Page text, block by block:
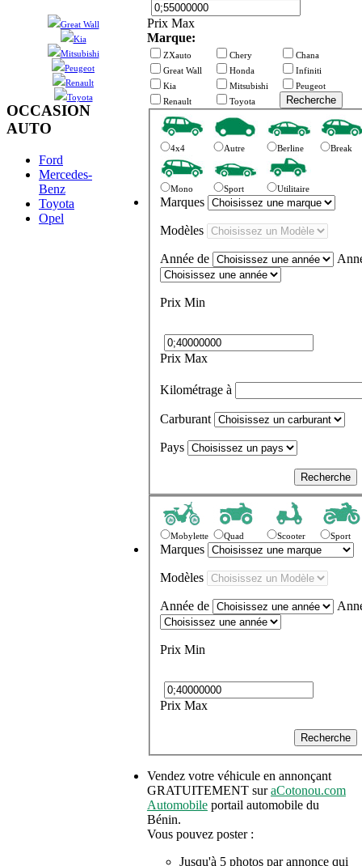
Prix Max
Marque:
ZXauto Chery
Chana
Great Wall
Honda
Infiniti
Kia
Mitsubishi
Peugeot
Renault
Toyota Recherche
4x4 Autre Berline Break
Mono Sport Utilitaire
Marques
Modèles
Année de
Prix Min
Prix Max
Kilométrage à
Carburant
Pays
Recherche
Mobylette Quad Scooter Sport
Marques
Modèles
Année de
Prix Min
Prix Max
Recherche
Vendez votre véhicule en annonçant
GRATUITEMENT suraCotonou.com
Automobileportail automobile du
Bénin.
Vous pouvez poster :
Jusqu'à 5 photos par annonce qui
Great Wall
Kia
Mitsubishi
Peugeot
Renault
Toyota
OCCASION
AUTO
Ford
Mercedes-
Benz
Toyota
Opel